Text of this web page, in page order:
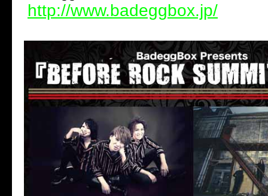
http://www.badeggbox.jp/